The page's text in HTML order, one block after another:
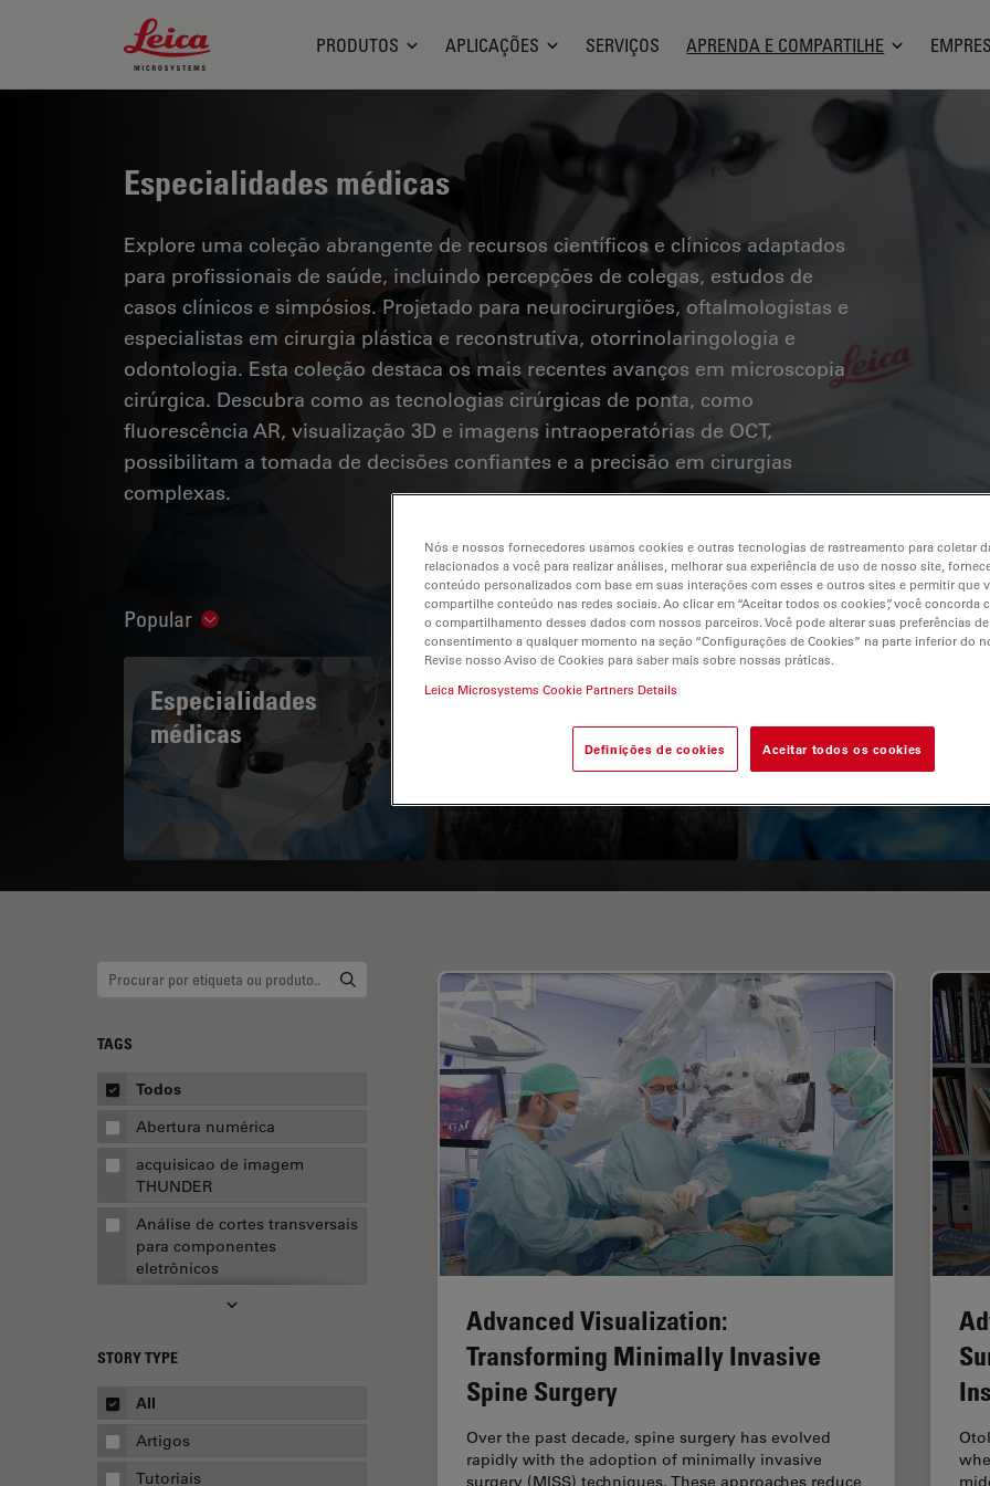
Leica Microsystems Logo
PRODUTOS APLICAÇÕES SERVIÇOS APRENDA E COMPARTILHE
Especialidades médicas
Explore uma coleção abrangente de recursos científicos e clínicos adaptados
para profissionais de saúde, incluindo percepções de colegas, estudos de
casos clínicos e simpósios. Projetado para neurocirurgiões, oftalmologistas e
especialistas em cirurgia plástica e reconstrutiva, otorrinolaringologia e
odontologia. Esta coleção destaca os mais recentes avanços em microscopia
cirúrgica. Descubra como as tecnologias cirúrgicas de ponta, como
fluorescência AR, visualização 3D e imagens intraoperatórias de OCT,
possibilitam a tomada de decisões confiantes e a precisão em cirurgias
complexas.
Popular Show subnavigation
Especialidades
médicas
A Guide to OCT
Surgical Microscope
TAGS
Todos
Abertura numérica
acquisicao de imagem
THUNDER
Análise de cortes transversais
para componentes
eletrônicos
Análise de imagens
Aquisição de imagens
STORY TYPE
All
Artigos
Tutoriais
Advanced Visualization:
Transforming Minimally Invasive
Spine Surgery
Over the past decade, spine surgery has evolved
rapidly with the adoption of minimally invasive
surgery (MISS) techniques. These approaches reduce
Nós e nossos fornecedores usamos cookies e outras tecnologias de rastreamento para coletar
relacionados a você para realizar análises, melhorar sua experiência de uso de nosso site,
conteúdo personalizados com base em suas interações com esses e outros sites e permitir que
compartilhe conteúdo nas redes sociais. Ao clicar em “Aceitar todos os cookies”, você concorda
o compartilhamento desses dados com nossos parceiros. Você pode alterar suas preferências de
consentimento a qualquer momento na seção “Configurações de Cookies” na parte inferior do
Revise nosso Aviso de Cookies para saber mais sobre nossas práticas.
Leica Microsystems Cookie Partners Details
Definições de cookies Aceitar todos os cookies